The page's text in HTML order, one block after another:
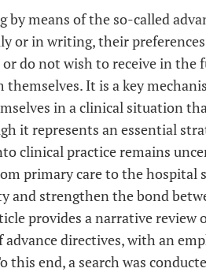
by means of the so-called
or in writing, their
do not wish to receive in the
It is a key
in a clinical situation
it represents an essential
clinical practice remains
primary care to the hospital
and strengthen the bond
provides a narrative review
directives, with an
this end, a search was